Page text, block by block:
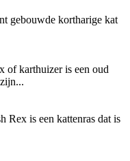
gebouwde kortharige kat
of karthuizer is een oud
Rex is een kattenras dat is